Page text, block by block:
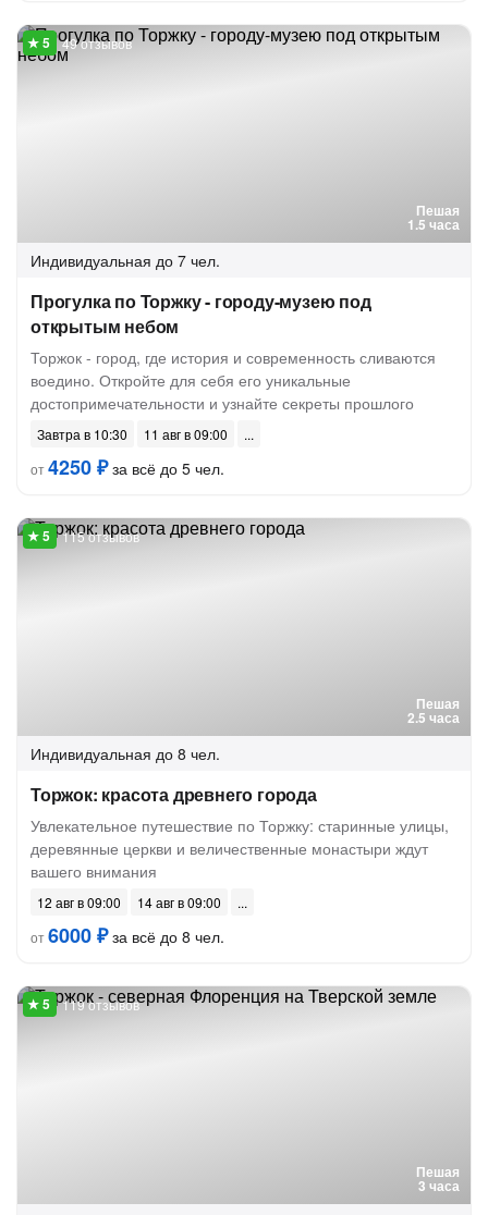
Пешая
1.5 часа
49 отзывов
Индивидуальная до 7 чел.
Прогулка по Торжку - городу-музею под
открытым небом
Торжок - город, где история и современность сливаются
воедино. Откройте для себя его уникальные
достопримечательности и узнайте секреты прошлого
Завтра в 10:30
11 авг в 09:00
от4250 ₽за всё до 5 чел.
Пешая
2.5 часа
115 отзывов
Индивидуальная до 8 чел.
Торжок: красота древнего города
Увлекательное путешествие по Торжку: старинные улицы,
деревянные церкви и величественные монастыри ждут
вашего внимания
12 авг в 09:00
14 авг в 09:00
от6000 ₽за всё до 8 чел.
Пешая
3 часа
119 отзывов